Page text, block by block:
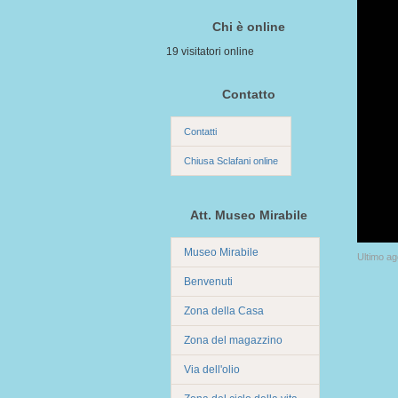
Chi è online
19 visitatori online
Contatto
Contatti
Chiusa Sclafani online
Att. Museo Mirabile
Museo Mirabile
Benvenuti
Zona della Casa
Zona del magazzino
Via dell'olio
Ultimo